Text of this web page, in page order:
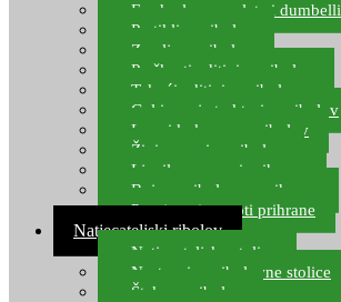
Feeder lovne pelete i dumbelli
Partikli za ribolov
Zemlja za ribolov
Praškasti aditivi za ribolov
Tekući aditivi za ribolov
Gel i sprej atraktori za ribolov
Lovni kukuruz za ribolov
Živi mamci za ribolov
Ljepilo za crve i prihranu
Boje za ribolovnu prihranu
Provjereni recepti prihrane
Natjecateljski ribolov
Natjecateljske stolice
Nastavci za ribolovne stolice
Šteke za ribolov